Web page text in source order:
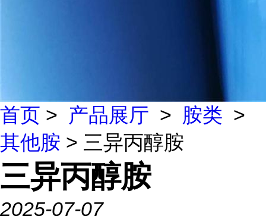
首页 > 产品展厅 > 胺类 >
其他胺 > 三异丙醇胺
三异丙醇胺
2025-07-07